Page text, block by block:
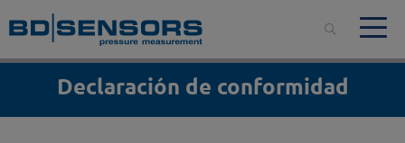
Declaración de conformidad